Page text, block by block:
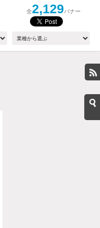
全2,129バナー